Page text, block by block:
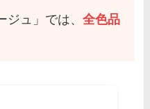
ジュ」では、 全色品